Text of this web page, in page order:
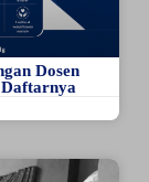
Dosen